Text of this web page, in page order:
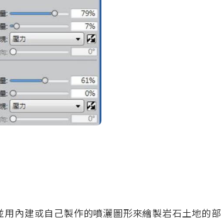
內建或自己製作的噴灑圖形來繪製岩石土地的部